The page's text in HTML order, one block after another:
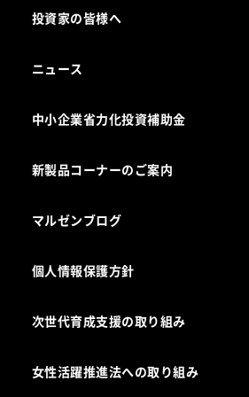
電気・ガス別厨房機器
アフターサービスお問合せ先
海外出店をご検討のお客様へ
投資家の皆様へ
ニュース
中小企業省力化投資補助金
新製品コーナーのご案内
マルゼンブログ
個人情報保護方針
次世代育成支援の取り組み
女性活躍推進法への取り組み